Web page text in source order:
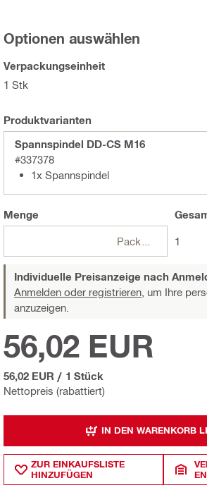
Optionen auswählen
Verpackungseinheit
1 Stk
Produktvarianten
Spannspindel DD-CS M16
#337378
1x Spannspindel
Menge
Packungen 1
Individuelle Preisanzeige nach
Anmelden oder registrieren, um Ihre
anzuzeigen.
Nettopreis (rabattiert)
56,02 EUR
56,02 EUR / 1 Stück
IN DEN WARENKORB
ZUR EINKAUFSLISTE
HINZUFÜGEN
EN